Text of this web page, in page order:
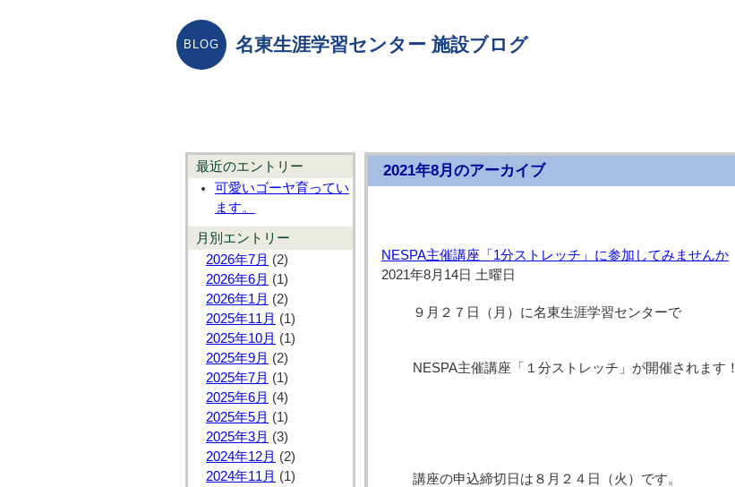
名東生涯学習センター 施設ブログ
最近のエントリー
可愛いゴーヤ育ってい
ます。
月別エントリー
2026年7月 (2)
2026年6月 (1)
2026年1月 (2)
2025年11月 (1)
2025年10月 (1)
2025年9月 (2)
2025年7月 (1)
2025年6月 (4)
2025年5月 (1)
2025年3月 (3)
2024年12月 (2)
2024年11月 (1)
2021年8月のアーカイブ
NESPA主催講座「1分ストレッチ」に参加してみませんか
2021年8月14日 土曜日
９月２７日（月）に名東生涯学習センターで
NESPA主催講座「１分ストレッチ」が開催されます！
講座の申込締切日は８月２４日（火）です。